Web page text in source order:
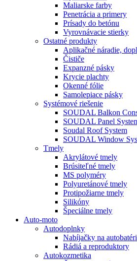
Maliarske farby
Penetrácia a primery
Prísady do betónu
Vyrovnávacie stierky
Ostatné produkty
Aplikačné náradie,
Čističe
Expanzné pásky
Krycie plachty
Okenné fólie
Samolepiace pásky
Systémové riešenie
SOUDAL Balkon
SOUDAL Panel
Soudal Roof System
SOUDAL Window
Tmely
Akrylátové tmely
Brúsiteľné tmely
MS polyméry
Polyuretánové tmely
Protipožiarne tmely
Silikóny
Špeciálne tmely
Auto-moto
Autodoplnky
Nabíjačky na
Rádiá a reproduktory
Autokozmetika